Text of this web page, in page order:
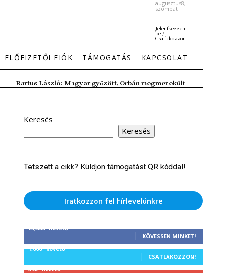
augusztus8,
szombat
Jelentkezzen
be /
Csatlakozzon
ELŐFIZETŐI FIÓK TÁMOGATÁS KAPCSOLAT
Bartus László: Magyar győzött, Orbán megmenekült
Keresés
Keresés
Tetszett a cikk? Küldjön támogatást QR kóddal!
Iratkozzon fel hírlevelünkre
25,000 Követő
KÖVESSEN MINKET!
1,000 Követő
CSATLAKOZZON!
340 Követő